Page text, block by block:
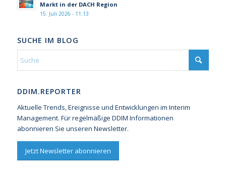
Markt in der DACH Region
15. Juli 2026 - 11:13
SUCHE IM BLOG
DDIM.REPORTER
Aktuelle Trends, Ereignisse und Entwicklungen im Interim
Management. Für regelmäßige DDIM Informationen
abonnieren Sie unseren Newsletter.
Jetzt Newsletter abonnieren